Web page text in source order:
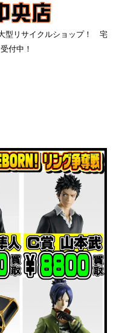
型リサイクルショップ！ 宅
付中！